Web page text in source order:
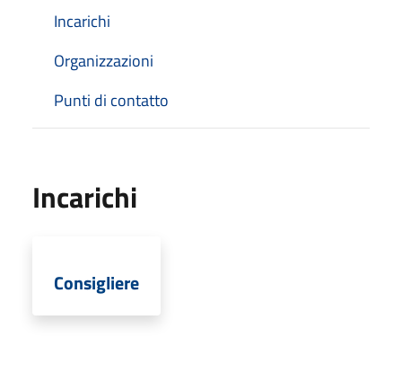
Incarichi
Organizzazioni
Punti di contatto
Incarichi
Consigliere